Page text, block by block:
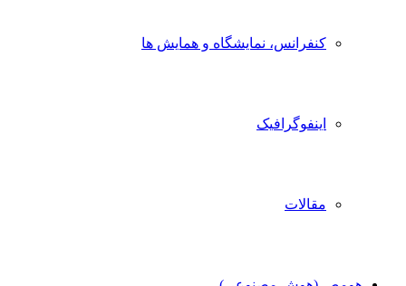
کنفرانس، نمایشگاه و همایش ها
اینفوگرافیک
مقالات